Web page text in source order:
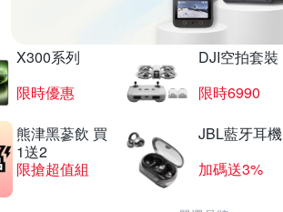
X300系列
限時優惠
DJI空拍套裝
限時6990
熊津黑蔘飲 買
1送2
限搶超值組
JBL藍牙耳機
加碼送3%